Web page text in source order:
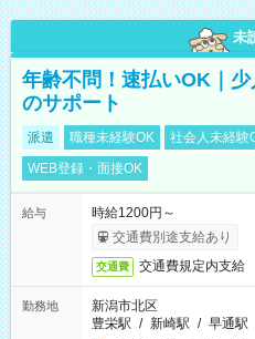
未
年齢不問！速払いOK｜
のサポート
派遣 職種未経験OK 社会人未経験
WEB登録・面接OK
給与
時給1200円～
交通費別途支給あり
交通費 交通費規定内支給
勤務地
新潟市北区
豊栄駅 / 新崎駅 / 早通駅